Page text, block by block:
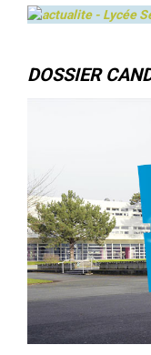
DOSSIER